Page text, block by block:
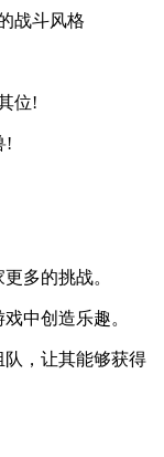
战斗风格
位!
!
多的挑战。
中创造乐趣。
，让其能够获得